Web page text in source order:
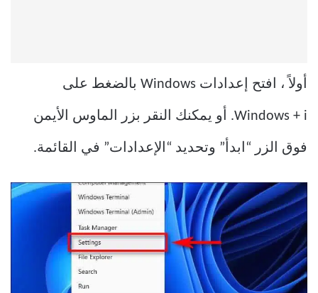
أولاً ، افتح إعدادات Windows بالضغط على
Windows + i. أو يمكنك النقر بزر الماوس الأيمن
فوق الزر “ابدأ” وتحديد “الإعدادات” في القائمة.